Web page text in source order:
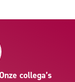
collega’s